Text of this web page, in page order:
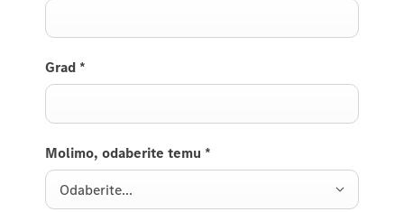
Grad *
Molimo, odaberite temu *
Odaberite...